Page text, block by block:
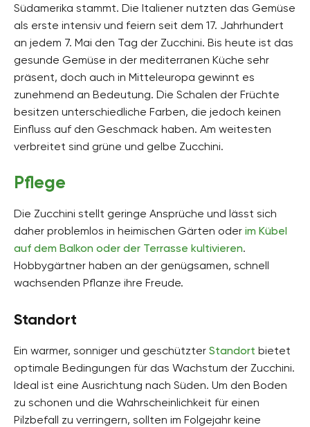
Südamerika stammt. Die Italiener nutzten das Gemüse
als erste intensiv und feiern seit dem 17. Jahrhundert
an jedem 7. Mai den Tag der Zucchini. Bis heute ist das
gesunde Gemüse in der mediterranen Küche sehr
präsent, doch auch in Mitteleuropa gewinnt es
zunehmend an Bedeutung. Die Schalen der Früchte
besitzen unterschiedliche Farben, die jedoch keinen
Einfluss auf den Geschmack haben. Am weitesten
verbreitet sind grüne und gelbe Zucchini.
Pflege
Die Zucchini stellt geringe Ansprüche und lässt sich
daher problemlos in heimischen Gärten oder im Kübel
auf dem Balkon oder der Terrasse kultivieren.
Hobbygärtner haben an der genügsamen, schnell
wachsenden Pflanze ihre Freude.
Standort
Ein warmer, sonniger und geschützter Standort bietet
optimale Bedingungen für das Wachstum der Zucchini.
Ideal ist eine Ausrichtung nach Süden. Um den Boden
zu schonen und die Wahrscheinlichkeit für einen
Pilzbefall zu verringern, sollten im Folgejahr keine